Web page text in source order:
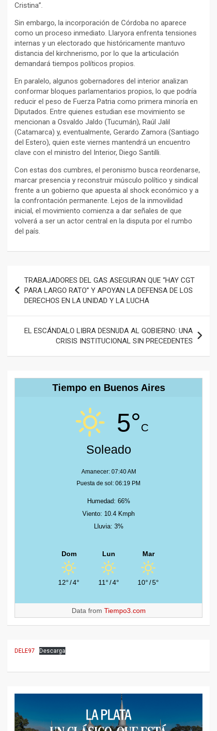
Cristina”.
Sin embargo, la incorporación de Córdoba no aparece
como un proceso inmediato. Llaryora enfrenta tensiones
internas y un electorado que históricamente mantuvo
distancia del kirchnerismo, por lo que la articulación
demandará tiempos políticos propios.
En paralelo, algunos gobernadores del interior analizan
conformar bloques parlamentarios propios, lo que podría
reducir el peso de Fuerza Patria como primera minoría en
Diputados. Entre quienes estudian ese movimiento se
mencionan a Osvaldo Jaldo (Tucumán), Raúl Jalil
(Catamarca) y, eventualmente, Gerardo Zamora (Santiago
del Estero), quien este viernes mantendrá un encuentro
clave con el ministro del Interior, Diego Santilli.
Con estas dos cumbres, el peronismo busca reordenarse,
marcar presencia y reconstruir músculo político y sindical
frente a un gobierno que apuesta al shock económico y a
la confrontación permanente. Lejos de la inmovilidad
inicial, el movimiento comienza a dar señales de que
volverá a ser un actor central en la disputa por el rumbo
del país.
de
entradas
TRABAJADORES DEL GAS ASEGURAN QUE “HAY CGT
PARA LARGO RATO” Y APOYAN LA DEFENSA DE LOS
DERECHOS EN LA UNIDAD Y LA LUCHA
EL ESCÁNDALO LIBRA DESNUDA AL GOBIERNO: UNA
CRISIS INSTITUCIONAL SIN PRECEDENTES
Tiempo en Buenos Aires
5°C
Soleado
Amanecer: 07:40 AM
Puesta de sol: 06:19 PM
Humedad: 66%
Viento: 10.4 Kmph
Lluvia: 3%
Dom
12°/4°
Lun
11°/4°
Mar
10°/5°
Data from Tiempo3.com
DELE97 Descarga